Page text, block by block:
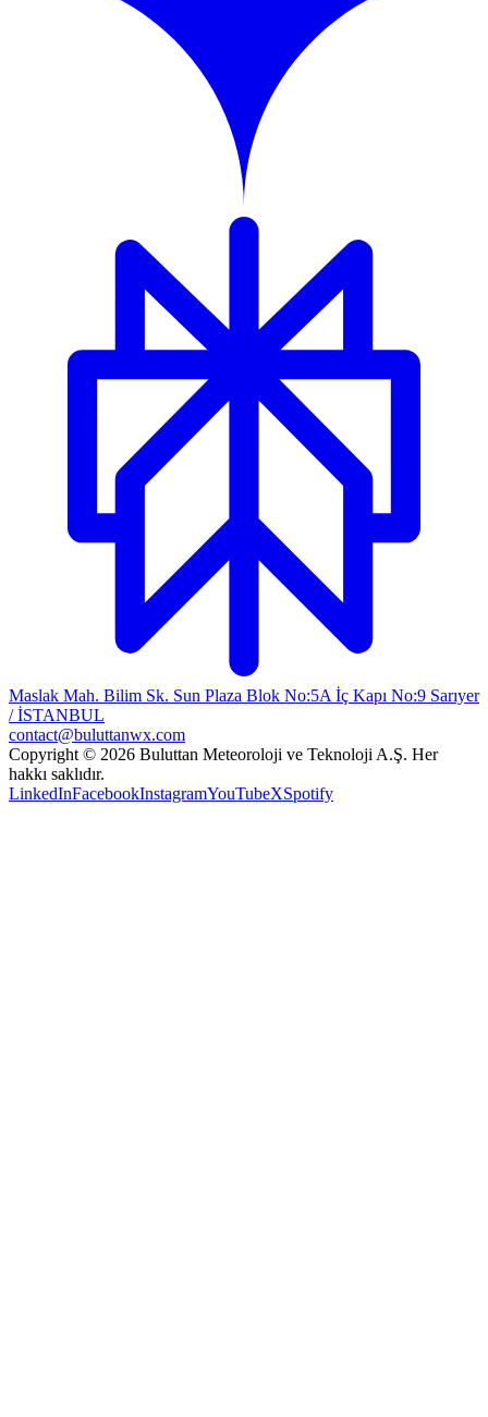
Maslak Mah. Bilim Sk. Sun Plaza Blok No:5A İç Kapı No:9 Sarıyer
/ İSTANBUL
contact@buluttanwx.com
Copyright © 2026 Buluttan Meteoroloji ve Teknoloji A.Ş. Her
hakkı saklıdır.
LinkedInFacebookInstagramYouTubeXSpotify